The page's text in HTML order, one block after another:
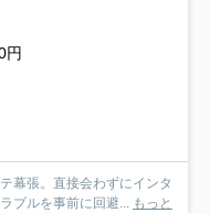
円
幕張。直接会わずにインタ
ブルを事前に回避... もっと